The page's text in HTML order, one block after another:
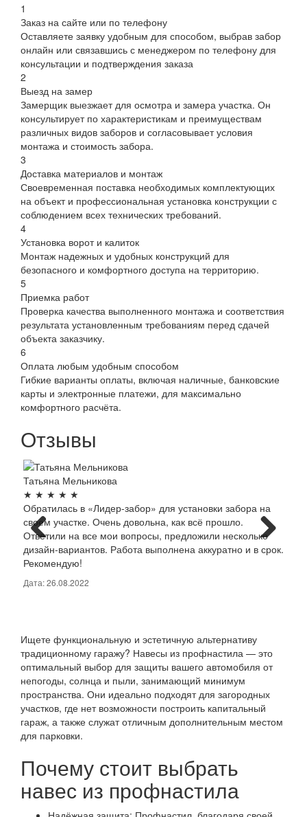
1
Заказ на сайте или по телефону
Оставляете заявку удобным для способом, выбрав забор
онлайн или связавшись с менеджером по телефону для
консультации и подтверждения заказа
2
Выезд на замер
Замерщик выезжает для осмотра и замера участка. Он
консультирует по характеристикам и преимуществам
различных видов заборов и согласовывает условия
монтажа и стоимость забора.
3
Доставка материалов и монтаж
Своевременная поставка необходимых комплектующих
на объект и профессиональная установка конструкции с
соблюдением всех технических требований.
4
Установка ворот и калиток
Монтаж надежных и удобных конструкций для
безопасного и комфортного доступа на территорию.
5
Приемка работ
Проверка качества выполненного монтажа и соответствия
результата установленным требованиям перед сдачей
объекта заказчику.
6
Оплата любым удобным способом
Гибкие варианты оплаты, включая наличные, банковские
карты и электронные платежи, для максимально
комфортного расчёта.
Отзывы
Татьяна Мельникова
★ ★ ★ ★ ★
Обратилась в «Лидер-забор» для установки забора на
своем участке. Очень довольна, как всё прошло.
Ответили на все мои вопросы, предложили несколько
дизайн-вариантов. Работа выполнена аккуратно и в срок.
Рекомендую!
Дата: 26.08.2022
Ищете функциональную и эстетичную альтернативу
традиционному гаражу? Навесы из профнастила — это
оптимальный выбор для защиты вашего автомобиля от
непогоды, солнца и пыли, занимающий минимум
пространства. Они идеально подходят для загородных
участков, где нет возможности построить капитальный
гараж, а также служат отличным дополнительным местом
для парковки.
Почему стоит выбрать
навес из профнастила